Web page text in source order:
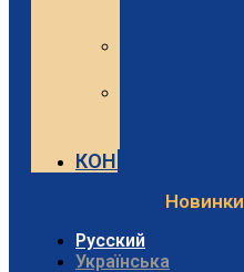
КОНТАКТЫ
Новинки
Русский
Українська